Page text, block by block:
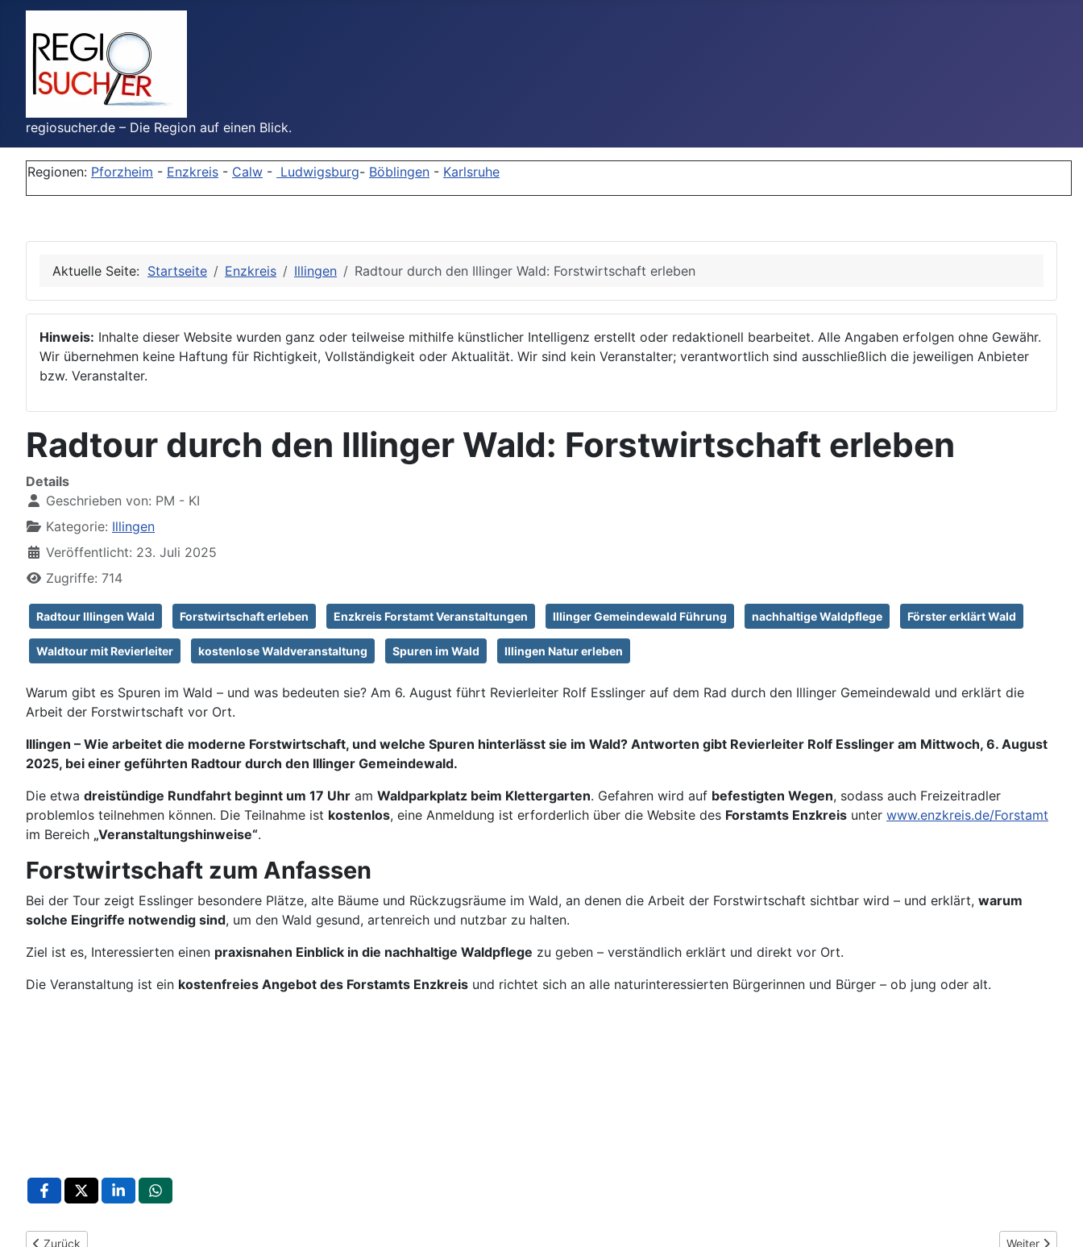
regiosucher.de – Die Region auf einen Blick.
Regionen: Pforzheim - Enzkreis - Calw - Ludwigsburg- Böblingen - Karlsruhe
Aktuelle Seite: Startseite Enzkreis Illingen Radtour durch den Illinger Wald: Forstwirtschaft erleben
Hinweis: Inhalte dieser Website wurden ganz oder teilweise mithilfe künstlicher Intelligenz erstellt oder redaktionell bearbeitet. Alle Angaben erfolgen ohne Gewähr.
Wir übernehmen keine Haftung für Richtigkeit, Vollständigkeit oder Aktualität. Wir sind kein Veranstalter; verantwortlich sind ausschließlich die jeweiligen Anbieter
bzw. Veranstalter.
Radtour durch den Illinger Wald: Forstwirtschaft erleben
Details
Geschrieben von: PM - KI
Kategorie: Illingen
Veröffentlicht: 23. Juli 2025
Zugriffe: 714
Radtour Illingen Wald Forstwirtschaft erleben Enzkreis Forstamt Veranstaltungen Illinger Gemeindewald Führung nachhaltige Waldpflege Förster erklärt Wald
Waldtour mit Revierleiter kostenlose Waldveranstaltung Spuren im Wald Illingen Natur erleben
Warum gibt es Spuren im Wald – und was bedeuten sie? Am 6. August führt Revierleiter Rolf Esslinger auf dem Rad durch den Illinger Gemeindewald und erklärt die
Arbeit der Forstwirtschaft vor Ort.
Illingen – Wie arbeitet die moderne Forstwirtschaft, und welche Spuren hinterlässt sie im Wald? Antworten gibt Revierleiter Rolf Esslinger am Mittwoch, 6. August
2025, bei einer geführten Radtour durch den Illinger Gemeindewald.
Die etwa dreistündige Rundfahrt beginnt um 17 Uhr am Waldparkplatz beim Klettergarten. Gefahren wird auf befestigten Wegen, sodass auch Freizeitradler
problemlos teilnehmen können. Die Teilnahme ist kostenlos, eine Anmeldung ist erforderlich über die Website des Forstamts Enzkreis unter www.enzkreis.de/Forstamt
im Bereich „Veranstaltungshinweise“.
Forstwirtschaft zum Anfassen
Bei der Tour zeigt Esslinger besondere Plätze, alte Bäume und Rückzugsräume im Wald, an denen die Arbeit der Forstwirtschaft sichtbar wird – und erklärt, warum
solche Eingriffe notwendig sind, um den Wald gesund, artenreich und nutzbar zu halten.
Ziel ist es, Interessierten einen praxisnahen Einblick in die nachhaltige Waldpflege zu geben – verständlich erklärt und direkt vor Ort.
Die Veranstaltung ist ein kostenfreies Angebot des Forstamts Enzkreis und richtet sich an alle naturinteressierten Bürgerinnen und Bürger – ob jung oder alt.
Vorheriger Beitrag: Illingen: Natur, Geschichte und Lage im Enzkreis vereint
Zurück Nächster
Weiter